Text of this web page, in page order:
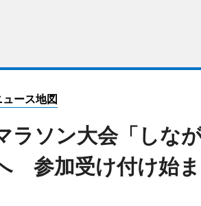
ュース地図
ラソン大会「しな
参加受け付け始